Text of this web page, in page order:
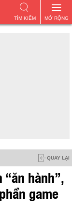
MỞ RỘNG
TÌM KIẾM
QUAY LẠI
hành”,
game